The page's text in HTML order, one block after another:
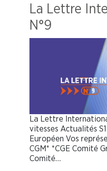
La Lettre
N°9
La Lettre
vitesses Actualités
Européen Vos
CGM* *CGE Comité
Comité…